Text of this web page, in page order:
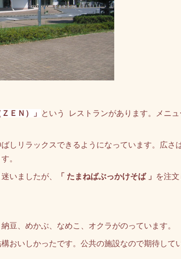
ＥＮ）」
という レストランがあります。メニ
しリラックスできるようになっています。広さ
。
いましたが、 「 たまねばぶっかけそば 」
を注
豆、めかぶ、なめこ、オクラがのっています。
おいしかったです。公共の施設なので期待して